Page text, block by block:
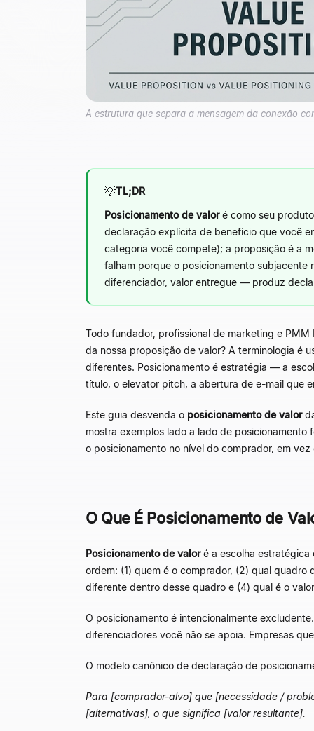
A estrutura que separa a mensagem da conexão
💡TL;DR
Posicionamento de valoré como seu
declaração explícita de benefício que você
categoria você compete); a proposição é a
falham porque o posicionamento
diferenciador, valor entregue — produz
Todo fundador, profissional de marketing e
da nossa proposição de valor? A terminologia é
diferentes. Posicionamento é estratégia — a
título, o elevator pitch, a abertura de e-mail que
Este guia desvenda o posicionamento de valor
mostra exemplos lado a lado de
o posicionamento no nível do comprador, em
O Que É Posicionamento de
Posicionamento de valoré a escolha estratégica
ordem: (1) quem é o comprador, (2) qual
diferente dentro desse quadro e (4) qual é o
O posicionamento é intencionalmente
diferenciadores você não se apoia. Empresas
O modelo canônico de declaração de
Para [comprador-alvo] que [necessidade /
[alternativas], o que significa [valor resultante].